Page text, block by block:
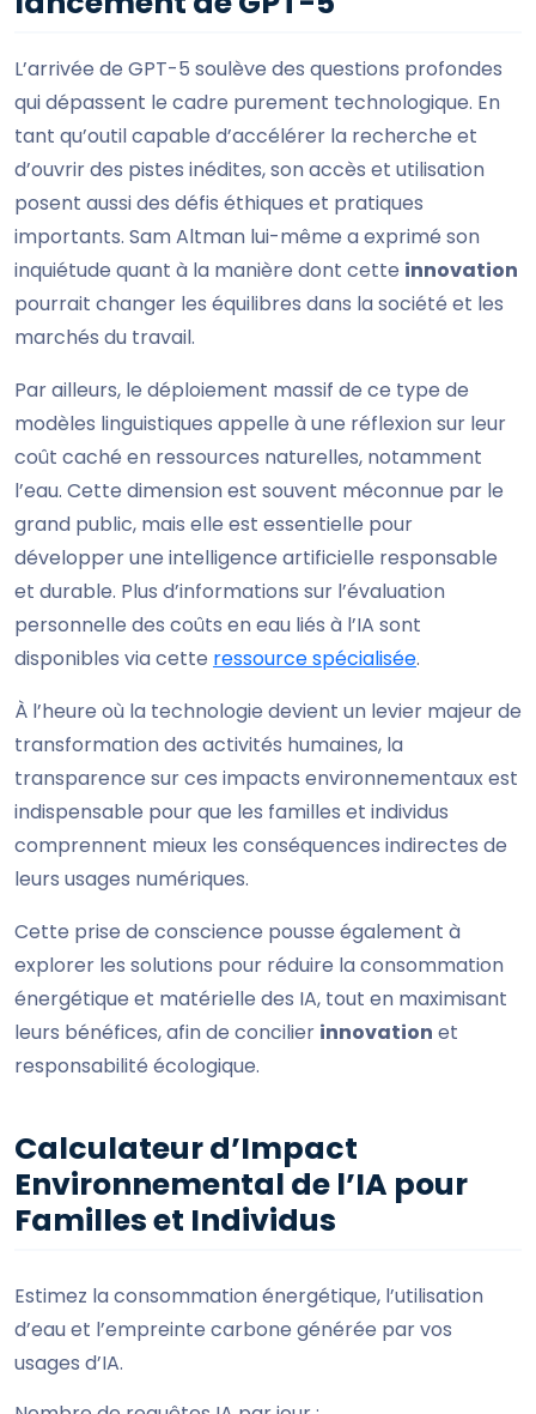
L’arrivée de GPT-5 soulève des questions profondes
qui dépassent le cadre purement technologique. En
tant qu’outil capable d’accélérer la recherche et
d’ouvrir des pistes inédites, son accès et utilisation
posent aussi des défis éthiques et pratiques
importants. Sam Altman lui-même a exprimé son
inquiétude quant à la manière dont cette innovation
pourrait changer les équilibres dans la société et les
marchés du travail.
Par ailleurs, le déploiement massif de ce type de
modèles linguistiques appelle à une réflexion sur leur
coût caché en ressources naturelles, notamment
l’eau. Cette dimension est souvent méconnue par le
grand public, mais elle est essentielle pour
développer une intelligence artificielle responsable
et durable. Plus d’informations sur l’évaluation
personnelle des coûts en eau liés à l’IA sont
disponibles via cette ressource spécialisée.
À l’heure où la technologie devient un levier majeur de
transformation des activités humaines, la
transparence sur ces impacts environnementaux est
indispensable pour que les familles et individus
comprennent mieux les conséquences indirectes de
leurs usages numériques.
Cette prise de conscience pousse également à
explorer les solutions pour réduire la consommation
énergétique et matérielle des IA, tout en maximisant
leurs bénéfices, afin de concilier innovation et
responsabilité écologique.
Calculateur d’Impact
Environnemental de l’IA pour
Familles et Individus
Estimez la consommation énergétique, l’utilisation
d’eau et l’empreinte carbone générée par vos
usages d’IA.